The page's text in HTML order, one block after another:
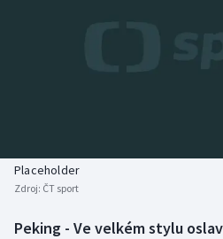
Biatlon
Aplikace ČT sport
Placeholder
Zdroj: ČT sport
Peking - Ve velkém stylu